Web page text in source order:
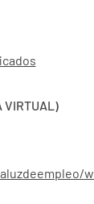
VIRTUAL)